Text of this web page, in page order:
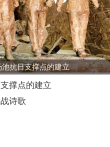
抗日支撑点的建立
撑点的建立
诗歌